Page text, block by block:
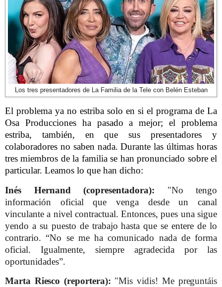
Los tres presentadores de La Familia de la Tele con Belén Esteban
El problema ya no estriba solo en si el programa de La
Osa Producciones ha pasado a mejor; el problema
estriba, también, en que sus presentadores y
colaboradores no saben nada. Durante las últimas horas
tres miembros de la familia se han pronunciado sobre el
particular. Leamos lo que han dicho:
Inés Hernand (copresentadora): "No tengo
información oficial que venga desde un canal
vinculante a nivel contractual. Entonces, pues una sigue
yendo a su puesto de trabajo hasta que se entere de lo
contrario. “No se me ha comunicado nada de forma
oficial. Igualmente, siempre agradecida por las
oportunidades”.
Marta Riesco (reportera): "Mis vidis! Me preguntáis